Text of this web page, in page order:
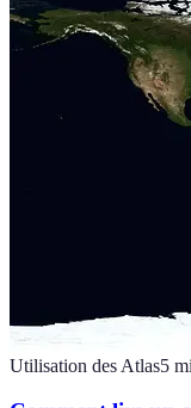
Utilisation des Atlas5